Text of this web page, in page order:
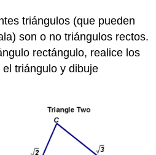
triángulos (que pueden
son o no triángulos rectos.
rectángulo, realice los
triángulo y dibuje